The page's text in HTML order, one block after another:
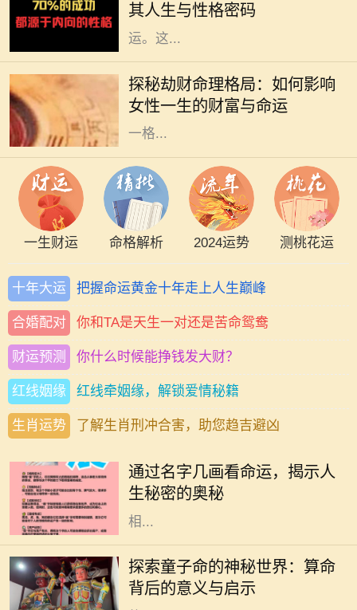
其人生与性格密码
10月18日出生的猴命人的性格与命
运。这...
探秘劫财命理格局：如何影响
女性一生的财富与命运
在命理学中，劫财格局常常被视为一
种特殊的命理趋势，尤其对女性而
言，它不仅影响着她的财富，还深刻
影响着她的生活与人际关系。了解这
一格...
一生财运 命格解析 2024运势 测桃花运
十年大运 把握命运黄金十年走上人生巅峰
合婚配对 你和TA是天生一对还是苦命鸳鸯
财运预测 你什么时候能挣钱发大财？
红线姻缘 红线牵姻缘，解锁爱情秘籍
生肖运势 了解生肖刑冲合害，助您趋吉避凶
通过名字几画看命运，揭示人
生秘密的奥秘
在中华文化中，名字不仅承载了父母
与一个人的命运息息相关。特别是名
字的笔画数，常被认为与其五行属性
相...
探索童子命的神秘世界：算命
背后的意义与启示
在中国传统文化中，算命是一门古老
而神秘的艺术，涉及到命理、五行、
阴阳等多种哲学原理。童子命，作为
其中的一个重要概念，常常引发人们